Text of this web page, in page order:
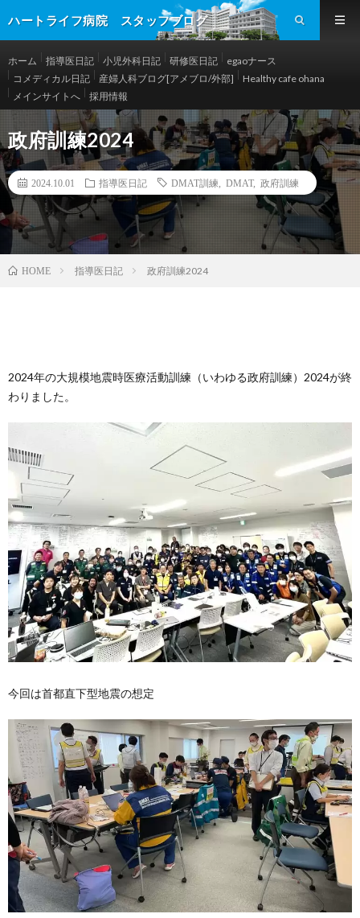
ハートライフ病院 スタッフブログ
ホーム 指導医日記 小児外科日記 研修医日記
egaoナース
コメディカル日記
産婦人科ブログ[アメブロ/外部]
Healthy cafe ohana
メインサイトへ
採用情報
政府訓練2024
2024.10.01 指導医日記 DMAT訓練 DMAT, 政府訓練
HOME 指導医日記 政府訓練2024
2024年の大規模地震時医療活動訓練（いわゆる政府訓練）2024が終
わりました。
今回は首都直下型地震の想定